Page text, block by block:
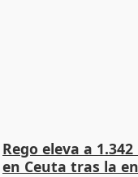
Rego eleva a
en Ceuta tras la